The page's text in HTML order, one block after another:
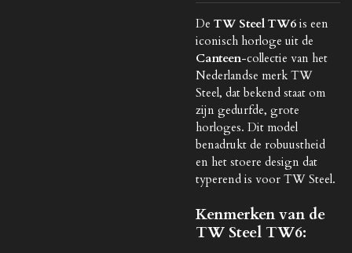
De TW Steel TW6 is een
iconisch horloge uit de
Canteen-collectie van het
Nederlandse merk TW
Steel, dat bekend staat om
zijn gedurfde, grote
horloges. Dit model
benadrukt de robuustheid
en het stoere design dat
typerend is voor TW Steel.
Kenmerken van de
TW Steel TW6: